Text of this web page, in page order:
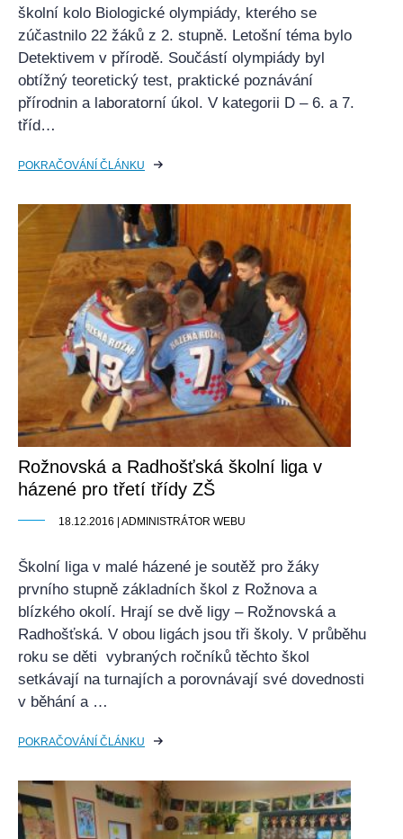
školní kolo Biologické olympiády, kterého se
zúčastnilo 22 žáků z 2. stupně. Letošní téma bylo
Detektivem v přírodě. Součástí olympiády byl
obtížný teoretický test, praktické poznávání
přírodnin a laboratorní úkol. V kategorii D – 6. a 7.
tříd…
POKRAČOVÁNÍ ČLÁNKU
Rožnovská a Radhošťská školní liga v
házené pro třetí třídy ZŠ
18.12.2016 | ADMINISTRÁTOR WEBU
Školní liga v malé házené je soutěž pro žáky
prvního stupně základních škol z Rožnova a
blízkého okolí. Hrají se dvě ligy – Rožnovská a
Radhošťská. V obou ligách jsou tři školy. V průběhu
roku se děti vybraných ročníků těchto škol
setkávají na turnajích a porovnávají své dovednosti
v běhání a …
POKRAČOVÁNÍ ČLÁNKU